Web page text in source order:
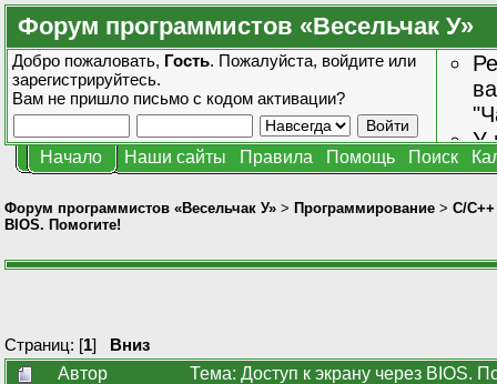
Форум программистов «Весельчак У»
Добро пожаловать, Гость. Пожалуйста, войдите или
зарегистрируйтесь.
Вам не пришло письмо с кодом активации?
У
Начало Наши сайты Правила Помощь Поиск
Форум программистов «Весельчак У» > Программирование > C/C++
BIOS. Помогите!
Страниц: [1] Вниз
Автор
Тема: Доступ к экрану через BIOS.